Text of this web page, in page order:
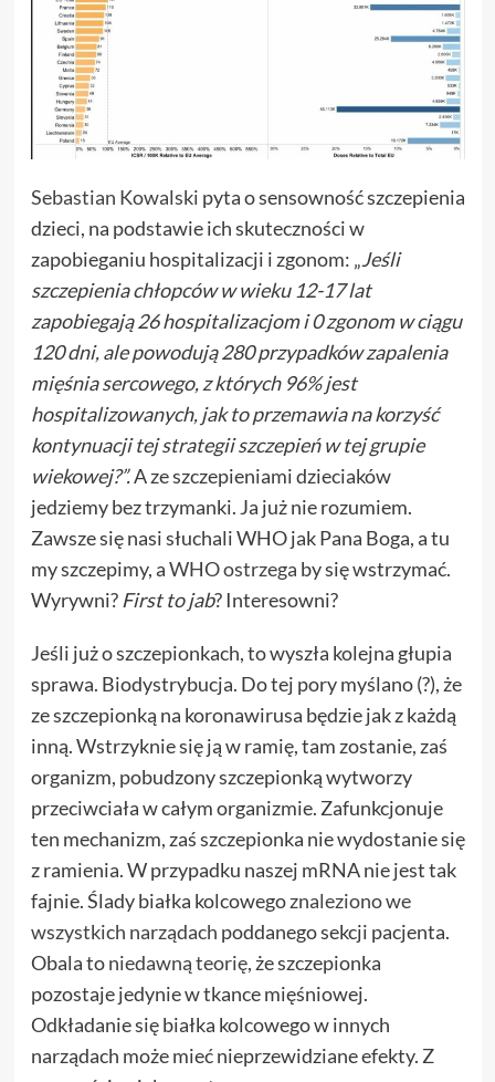
Sebastian Kowalski pyta o sensowność szczepienia
dzieci, na podstawie ich skuteczności w
zapobieganiu hospitalizacji i zgonom: „Jeśli
szczepienia chłopców w wieku 12-17 lat
zapobiegają 26 hospitalizacjom i 0 zgonom w ciągu
120 dni, ale powodują 280 przypadków zapalenia
mięśnia sercowego, z których 96% jest
hospitalizowanych, jak to przemawia na korzyść
kontynuacji tej strategii szczepień w tej grupie
wiekowej?”.A ze szczepieniami dzieciaków
jedziemy bez trzymanki. Ja już nie rozumiem.
Zawsze się nasi słuchali WHO jak Pana Boga, a tu
my szczepimy, aWHO ostrzega by się wstrzymać.
Wyrywni? First to jab? Interesowni?
Jeśli już o szczepionkach, to wyszła kolejna głupia
sprawa. Biodystrybucja. Do tej pory myślano (?), że
ze szczepionką na koronawirusa będzie jak z każdą
inną. Wstrzyknie się ją w ramię, tam zostanie, zaś
organizm, pobudzony szczepionką wytworzy
przeciwciała w całym organizmie. Zafunkcjonuje
ten mechanizm, zaś szczepionka nie wydostanie się
z ramienia. W przypadku naszej mRNA nie jest tak
fajnie. Ślady białka kolcowegoznaleziono we
wszystkich narządach poddanego sekcji pacjenta.
Obala toniedawną teorię, że szczepionka
pozostaje jedynie w tkance mięśniowej.
Odkładanie się białka kolcowego w innych
narządach może mieć nieprzewidziane efekty. Z